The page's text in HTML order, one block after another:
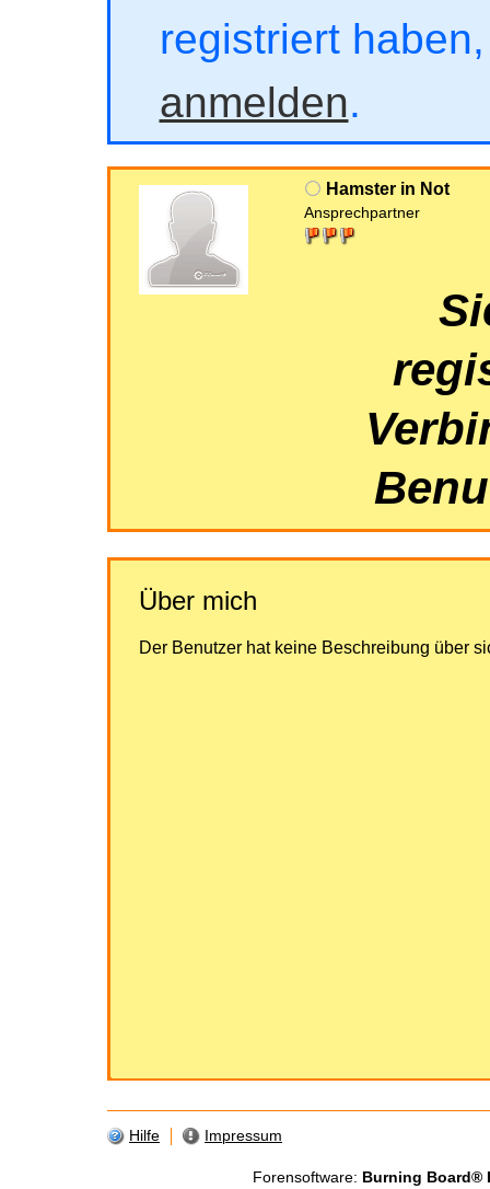
registriert
anmelden.
Hamster in Not
Ansprechpartner
Über mich
Der Benutzer hat keine Beschreibung über
Hilfe Impressum
Forensoftware: Burning Board®